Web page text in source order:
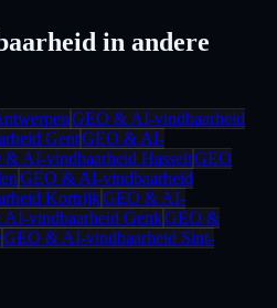
in andere
GEO & AI-vindbaarheid
GentGEO & AI-
& AI-vindbaarheid HasseltGEO
GEO & AI-vindbaarheid
KortrijkGEO & AI-
vindbaarheid GenkGEO &
GEO & AI-vindbaarheid Sint-